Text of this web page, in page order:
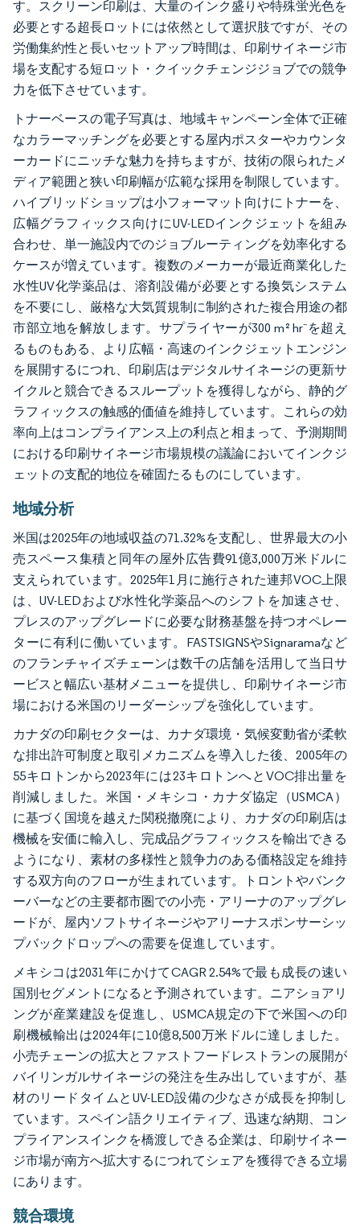
す。スクリーン印刷は、大量のインク盛りや特殊蛍光色を
必要とする超長ロットには依然として選択肢ですが、その
労働集約性と長いセットアップ時間は、印刷サイネージ市
場を支配する短ロット・クイックチェンジジョブでの競争
力を低下させています。
トナーベースの電子写真は、地域キャンペーン全体で正確
なカラーマッチングを必要とする屋内ポスターやカウンタ
ーカードにニッチな魅力を持ちますが、技術の限られたメ
ディア範囲と狭い印刷幅が広範な採用を制限しています。
ハイブリッドショップは小フォーマット向けにトナーを、
広幅グラフィックス向けにUV-LEDインクジェットを組み
合わせ、単一施設内でのジョブルーティングを効率化する
ケースが増えています。複数のメーカーが最近商業化した
水性UV化学薬品は、溶剤設備が必要とする換気システム
を不要にし、厳格な大気質規制に制約された複合用途の都
市部立地を解放します。サプライヤーが300 m² hr⁻を超え
るものもある、より広幅・高速のインクジェットエンジン
を展開するにつれ、印刷店はデジタルサイネージの更新サ
イクルと競合できるスループットを獲得しながら、静的グ
ラフィックスの触感的価値を維持しています。これらの効
率向上はコンプライアンス上の利点と相まって、予測期間
における印刷サイネージ市場規模の議論においてインクジ
ェットの支配的地位を確固たるものにしています。
地域分析
米国は2025年の地域収益の71.32%を支配し、世界最大の小
売スペース集積と同年の屋外広告費91億3,000万米ドルに
支えられています。2025年1月に施行された連邦VOC上限
は、UV-LEDおよび水性化学薬品へのシフトを加速させ、
プレスのアップグレードに必要な財務基盤を持つオペレー
ターに有利に働いています。FASTSIGNSやSignaramaなど
のフランチャイズチェーンは数千の店舗を活用して当日サ
ービスと幅広い基材メニューを提供し、印刷サイネージ市
場における米国のリーダーシップを強化しています。
カナダの印刷セクターは、カナダ環境・気候変動省が柔軟
な排出許可制度と取引メカニズムを導入した後、2005年の
55キロトンから2023年には23キロトンへとVOC排出量を
削減しました。米国・メキシコ・カナダ協定（USMCA）
に基づく国境を越えた関税撤廃により、カナダの印刷店は
機械を安価に輸入し、完成品グラフィックスを輸出できる
ようになり、素材の多様性と競争力のある価格設定を維持
する双方向のフローが生まれています。トロントやバンク
ーバーなどの主要都市圏での小売・アリーナのアップグレ
ードが、屋内ソフトサイネージやアリーナスポンサーシッ
プバックドロップへの需要を促進しています。
メキシコは2031年にかけてCAGR 2.54%で最も成長の速い
国別セグメントになると予測されています。ニアショアリ
ングが産業建設を促進し、USMCA規定の下で米国への印
刷機械輸出は2024年に10億8,500万米ドルに達しました。
小売チェーンの拡大とファストフードレストランの展開が
バイリンガルサイネージの発注を生み出していますが、基
材のリードタイムとUV-LED設備の少なさが成長を抑制し
ています。スペイン語クリエイティブ、迅速な納期、コン
プライアンスインクを橋渡しできる企業は、印刷サイネー
ジ市場が南方へ拡大するにつれてシェアを獲得できる立場
にあります。
競合環境